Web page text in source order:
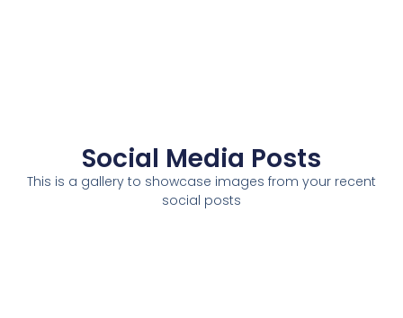
Social Media Posts
This is a gallery to showcase images from your recent
social posts